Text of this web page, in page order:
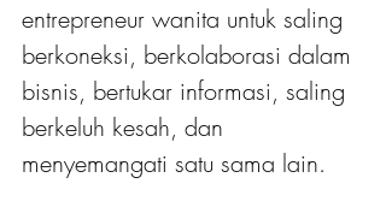
entrepreneur wanita untuk saling
berkoneksi, berkolaborasi dalam
bisnis, bertukar informasi, saling
berkeluh kesah, dan
menyemangati satu sama lain.